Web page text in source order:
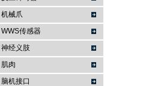
机械爪
WWS传感器
神经义肢
肌肉
脑机接口